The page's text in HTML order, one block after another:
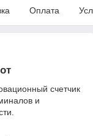
Оплата
счетчик
и